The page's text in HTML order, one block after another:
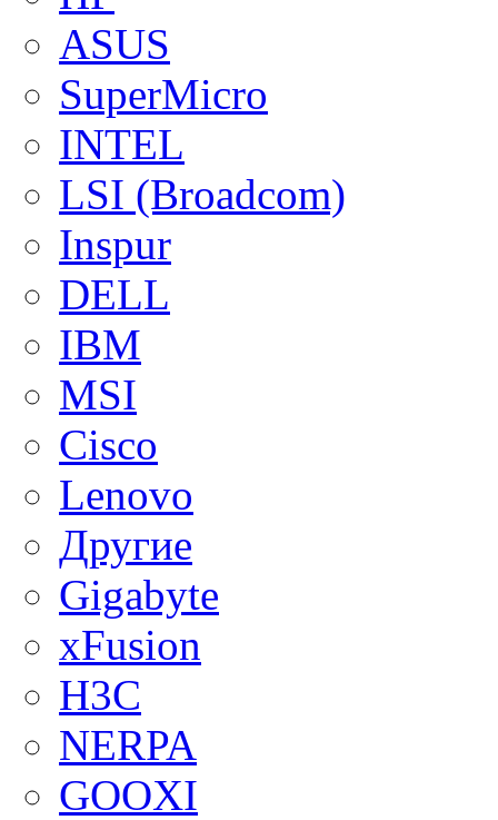
ASUS
SuperMicro
INTEL
LSI (Broadcom)
Inspur
DELL
IBM
MSI
Cisco
Lenovo
Другие
Gigabyte
xFusion
H3C
NERPA
GOOXI